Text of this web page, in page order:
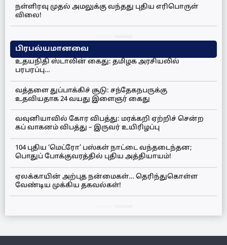
நள்ளிரவு முதல் அமலுக்கு வந்தது புதிய எரிபொருள்
விலை!
பிரபல்யமானவை
உதயநிதி ஸ்டாலின் கைது: தமிழக அரசியலில்
பரபரப்பு…
வத்தளை துப்பாக்கிச் சூடு: சந்தேகநபருக்கு
உதவியதாக 24 வயது இளைஞர் கைது
வவுனியாவில் கோர விபத்து: மரக்கறி ஏற்றிச் சென்ற
கப் வாகனம் விபத்து – இருவர் உயிரிழப்பு
104 புதிய ‘மெட்ரோ’ பஸ்கள் நாட்டை வந்தடைந்தன;
பொதுப் போக்குவரத்தில் புதிய அத்தியாயம்!
ஏலக்காயின் அற்புத நன்மைகள்… தெரிந்துகொள்ள
வேண்டிய முக்கிய தகவல்கள்!